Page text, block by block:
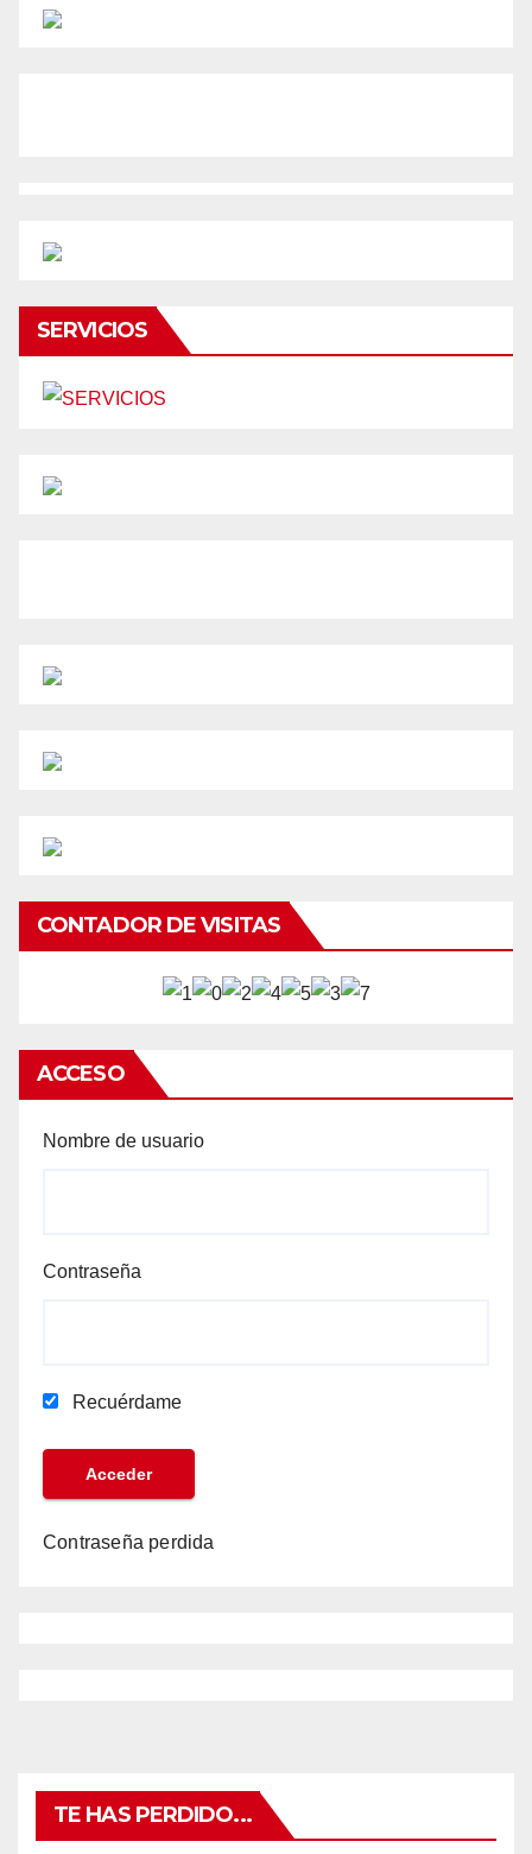
SERVICIOS
CONTADOR DE VISITAS
ACCESO
Nombre de usuario
Contraseña
Recuérdame
Contraseña perdida
TE HAS PERDIDO...